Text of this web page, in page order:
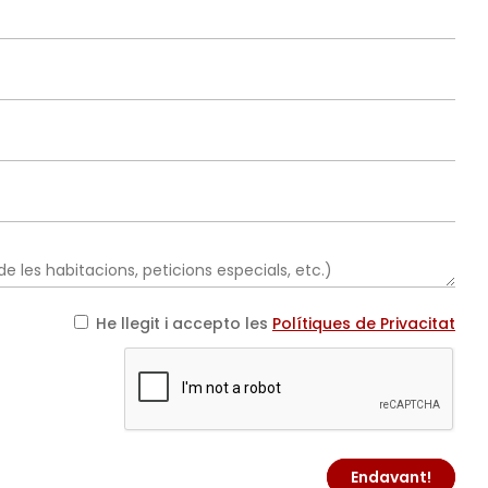
He llegit i accepto les Polítiques de Privacitat
Endavant!